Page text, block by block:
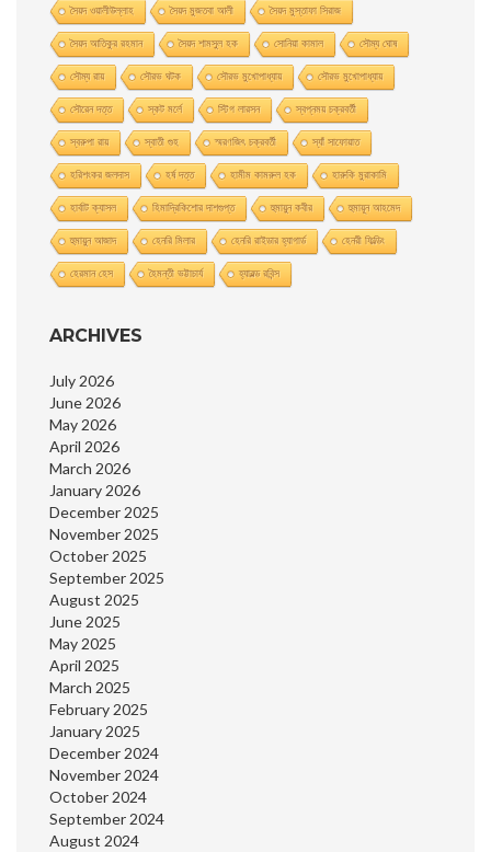
সৈয়দ ওয়ালীউল্লাহ সৈয়দ মুজতবা আলী সৈয়দ মুস্তাফা সিরাজ
সৈয়দ আতিকুর রহমান সৈয়দ শামসুল হক সোনিয়া কামাল সৌম্য ঘােষ
সৌম্য রায় সৌরভ ঘটক সৌরভ মুখােপাধ্যায় সৌরভ মুখোপাধ্যায়
সৌরেন দত্ত স্কট মর্লে স্টিগ লারসন স্বপ্নময় চক্রবর্তী
স্বরুপা রায় স্বাতী গুহ স্মরণজিৎ চক্রবর্তী স্যাঁ সাফোয়াত
হরিশংকর জলদাস হর্ষ দত্ত হামীম কামরুল হক হারুকি মুরাকামি
হার্বাট ক্যাসল হিমাদ্রিকিশাের দাশগুপ্ত হুমায়ুন কবীর হুমায়ূন আহমেদ
হুমায়ুন আজাদ হেনরি মিলার হেনরি রাইডার হ্যাগার্ড হেনরী ফিল্ডিং
হেরমান হেস হৈমন্তী ভট্টাচার্য হ্যারল্ড রবিন্স
ARCHIVES
July 2026
June 2026
May 2026
April 2026
March 2026
January 2026
December 2025
November 2025
October 2025
September 2025
August 2025
June 2025
May 2025
April 2025
March 2025
February 2025
January 2025
December 2024
November 2024
October 2024
September 2024
August 2024